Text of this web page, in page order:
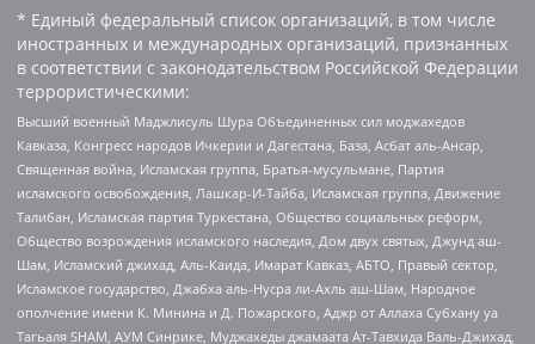
* Единый федеральный список организаций, в том числе
иностранных и международных организаций, признанных
в соответствии с законодательством Российской Федерации
террористическими:
Высший военный Маджлисуль Шура Объединенных сил моджахедов
Кавказа, Конгресс народов Ичкерии и Дагестана, База, Асбат аль-Ансар,
Священная война, Исламская группа, Братья-мусульмане, Партия
исламского освобождения, Лашкар-И-Тайба, Исламская группа, Движение
Талибан, Исламская партия Туркестана, Общество социальных реформ,
Общество возрождения исламского наследия, Дом двух святых, Джунд аш-
Шам, Исламский джихад, Аль-Каида, Имарат Кавказ, АБТО, Правый сектор,
Исламское государство, Джабха аль-Нусра ли-Ахль аш-Шам, Народное
ополчение имени К. Минина и Д. Пожарского, Аджр от Аллаха Субхану уа
Тагьаля SHAM, АУМ Синрике, Муджахеды джамаата Ат-Тавхида Валь-Джихад,